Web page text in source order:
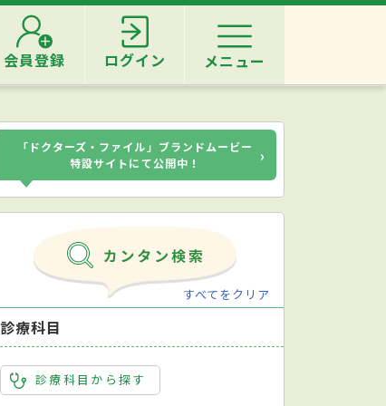
会員登録 ログイン メニュー
「ドクターズ・ファイル」ブランドムービー
特設サイトにて公開中！
›
すべてをクリア
診療科目
診療科目から探す